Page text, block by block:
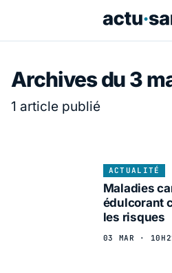
Archives du 3
1 article publié
ACTUALITÉ
Maladies
édulcorant
les risques
03 MAR ·